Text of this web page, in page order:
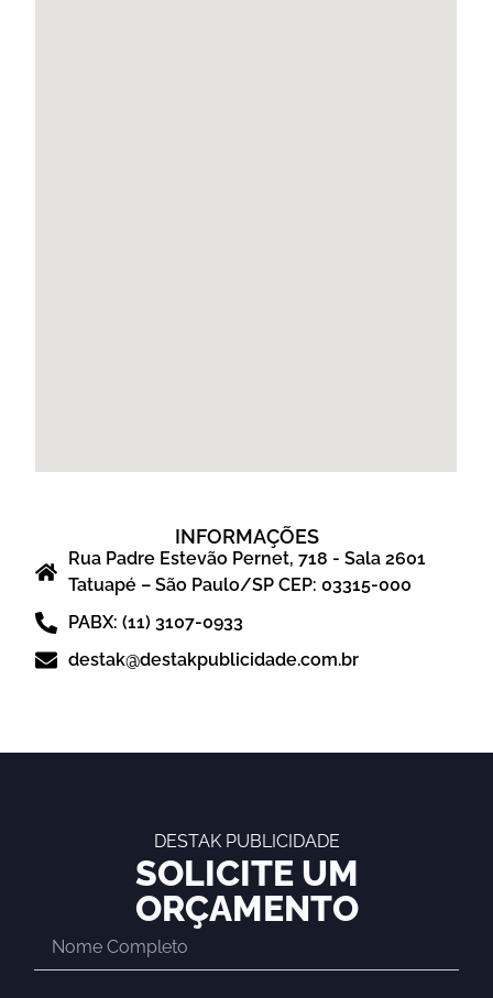
INFORMAÇÕES
Rua Padre Estevão Pernet, 718 - Sala 2601
Tatuapé – São Paulo/SP CEP: 03315-000
PABX: (11) 3107-0933
destak@destakpublicidade.com.br
DESTAK PUBLICIDADE
SOLICITE UM
ORÇAMENTO